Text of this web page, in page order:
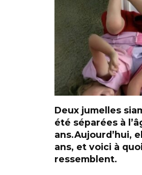
Deux jumelles
été séparées à
ans.Aujourd’hui,
ans, et voici à
ressemblent.